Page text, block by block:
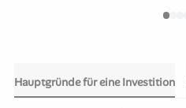
Hauptgründe für eine Investition